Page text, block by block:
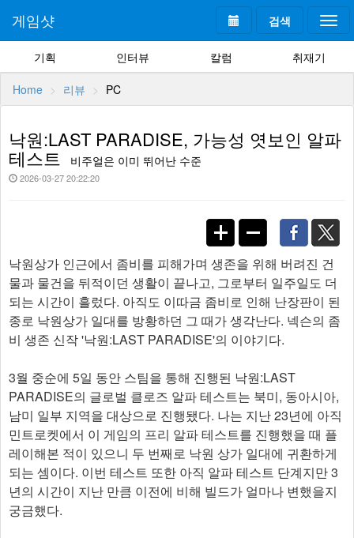
검색
게임샷
기획 인터뷰 칼럼 취재기
Home 리뷰 PC
낙원:LAST PARADISE, 가능성 엿보인 알파
테스트 비주얼은 이미 뛰어난 수준
2026-03-27 20:22:20
낙원상가 인근에서 좀비를 피해가며 생존을 위해 버려진 건
물과 물건을 뒤적이던 생활이 끝나고, 그로부터 일주일도 더
되는 시간이 흘렀다. 아직도 이따금 좀비로 인해 난장판이 된
종로 낙원상가 일대를 방황하던 그 때가 생각난다. 넥슨의 좀
비 생존 신작 '낙원:LAST PARADISE'의 이야기다.
3월 중순에 5일 동안 스팀을 통해 진행된 낙원:LAST
PARADISE의 글로벌 클로즈 알파 테스트는 북미, 동아시아,
남미 일부 지역을 대상으로 진행됐다. 나는 지난 23년에 아직
민트로켓에서 이 게임의 프리 알파 테스트를 진행했을 때 플
레이해본 적이 있으니 두 번째로 낙원 상가 일대에 귀환하게
되는 셈이다. 이번 테스트 또한 아직 알파 테스트 단계지만 3
년의 시간이 지난 만큼 이전에 비해 빌드가 얼마나 변했을지
궁금했다.